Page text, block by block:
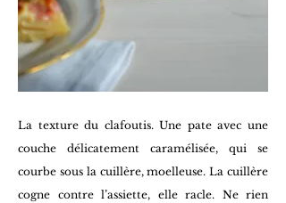
La texture du clafoutis. Une pate avec une
couche délicatement caramélisée, qui se
courbe sous la cuillère, moelleuse. La cuillère
cogne contre l’assiette, elle racle. Ne rien